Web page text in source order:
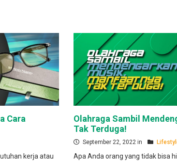
Cara
kerja atau
Olahraga Sambil
Tak Terduga!
September 22, 2022 in
Apa Anda orang yang tidak bisa